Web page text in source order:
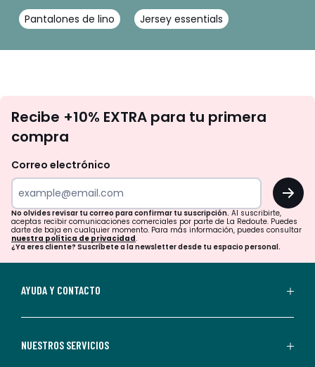
Pantalones de lino Jersey essentials
te
tu
para
confirmar
tu
suscripción.
aceptas
Recibe +10% EXTRA para tu primera
compra
Correo electrónico
OK
No olvides revisar tu correo para confirmar tu suscripción. Al suscribirte,
aceptas recibir comunicaciones comerciales por parte de La Redoute. Puedes
darte de baja en cualquier momento. Para más información, puedes consultar
nuestra política de privacidad.
¿Ya eres cliente? Suscríbete a la newsletter desde tu espacio personal.
AYUDA Y CONTACTO
NUESTROS SERVICIOS